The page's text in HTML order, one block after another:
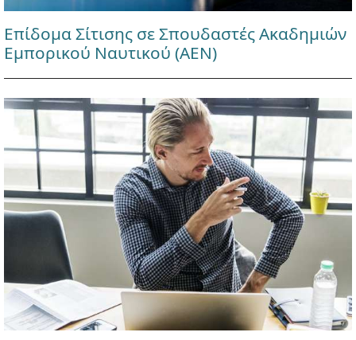
Επίδομα Σίτισης σε Σπουδαστές Ακαδημιών
Εμπορικού Ναυτικού (ΑΕΝ)